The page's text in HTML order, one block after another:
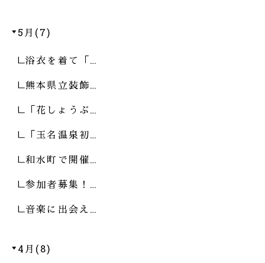
5月(7)
浴衣を着て「…
熊本県立装飾…
「花しょうぶ…
「玉名温泉初…
和水町で開催…
参加者募集！…
音楽に出会え…
4月(8)